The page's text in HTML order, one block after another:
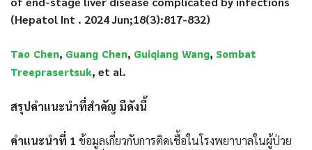
(Hepatol Int . 2024 Jun;18(3):817-832)
Tao Chen, Guang Chen, Guiqiang Wang, Sombat
Treeprasertsuk, et al.
สรุปคำแนะนำที่สำคัญ มีดังนี้
คำแนะนำที่ 1 ข้อมูลเกี่ยวกับการติดเชื้อในโรงพยาบาลในผู้ป่วย